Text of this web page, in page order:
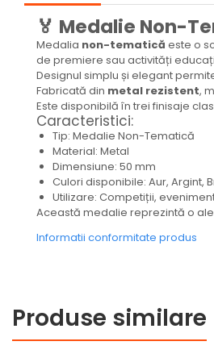
Medalii Tematice
Medalii Non-Tematice
Accesorii Medalii
Snur Medalie
Medalii Personalizate
Personalizari Medalii
Suport medalii
Trofee Acril
Trofee Lemn
Trofee Sticla
Accesorii Trofee
🏅 Medalie Non-
Medalia non-tematică este o
de premiere sau activități
Designul simplu și elegant
Fabricată din metal rezistent,
Este disponibilă în trei finisaje
Caracteristici:
Tip: Medalie Non-Tematică
Material: Metal
Dimensiune: 50 mm
Culori disponibile: Aur, Argint,
Utilizare: Competiții,
Această medalie reprezintă o
Informatii conformitate produs
Produse similare